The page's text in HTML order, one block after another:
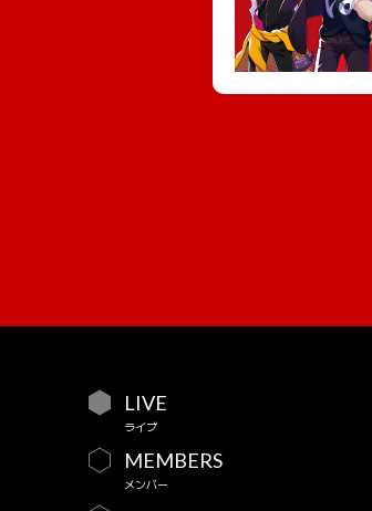
LIVE
ライブ
MEMBERS
メンバー